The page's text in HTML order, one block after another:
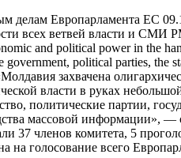
делам Европарламента ЕС
всех ветвей власти и СМИ
and political power in the
government, political parties, the
захвачена
власти в руках
политические партии,
массовой информации», —
37 членов комитета, 5
на голосование всего